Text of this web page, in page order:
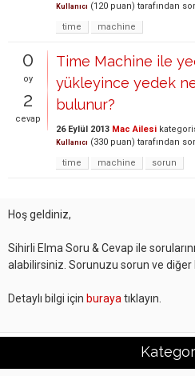
Kullanıcı (120 puan) tarafından
time
machine
0
oy
2
cevap
Time Machine ile
yükleyince yedek
bulunur?
26 Eylül 2013 Mac Ailesi
Kullanıcı (330 puan) tarafından
time
machine sorun
Hoş geldiniz,
Sihirli Elma Soru & Cevap ile
alabilirsiniz. Sorunuzu sorun ve diğer
Detaylı bilgi için buraya tıklayın.